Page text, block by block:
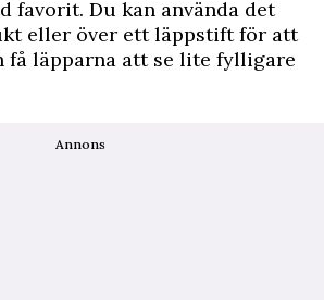
favorit. Du kan använda det
eller över ett läppstift för att
få läpparna att se lite fylligare
Annons